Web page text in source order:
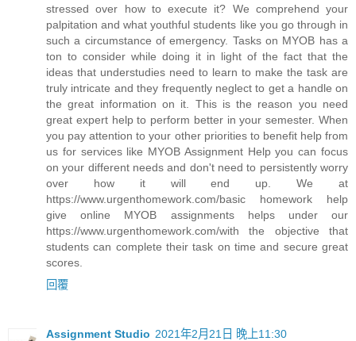
stressed over how to execute it? We comprehend your
palpitation and what youthful students like you go through in
such a circumstance of emergency. Tasks on MYOB has a
ton to consider while doing it in light of the fact that the
ideas that understudies need to learn to make the task are
truly intricate and they frequently neglect to get a handle on
the great information on it. This is the reason you need
great expert help to perform better in your semester. When
you pay attention to your other priorities to benefit help from
us for services like MYOB Assignment Help you can focus
on your different needs and don't need to persistently worry
over how it will end up. We at
https://www.urgenthomework.com/basic homework help
give online MYOB assignments helps under our
https://www.urgenthomework.com/with the objective that
students can complete their task on time and secure great
scores.
回覆
Assignment Studio 2021年2月21日 晚上11:30